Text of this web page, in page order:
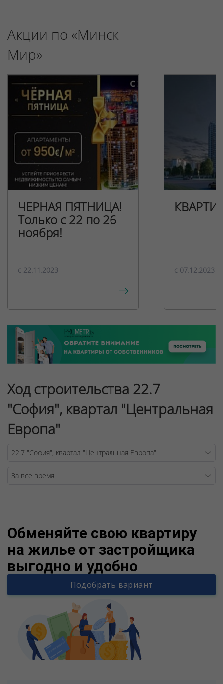
Акции по «Минск
Мир»
ЧЕРНАЯ ПЯТНИЦА!
Только с 22 по 26
ноября!
c 22.11.2023 c 07.12.2023
Ход строительства 22.7
"София", квартал "Центральная
Европа"
Обменяйте свою квартиру
на жилье от застройщика
выгодно и удобно
Подобрать вариант